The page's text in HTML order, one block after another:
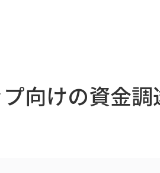
向けの資金調